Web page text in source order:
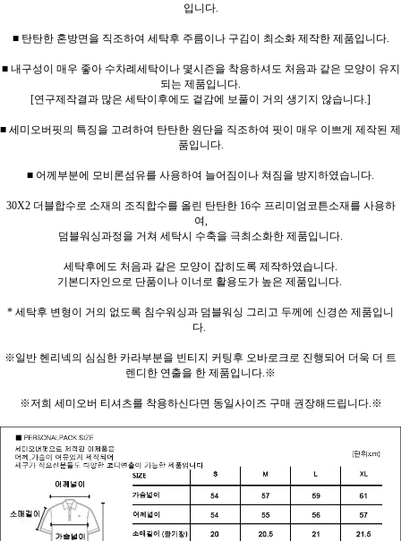
입니다.
■ 탄탄한 혼방면을 직조하여 세탁후 주름이나 구김이 최소화 제작한 제품입니다.
■ 내구성이 매우 좋아 수차례세탁이나 몇시즌을 착용하셔도 처음과 같은 모양이 유지
되는 제품입니다.
[연구제작결과 많은 세탁이후에도 겉감에 보풀이 거의 생기지 않습니다.]
■ 세미오버핏의 특징을 고려하여 탄탄한 원단을 직조하여 핏이 매우 이쁘게 제작된 제
품입니다.
■ 어께부분에 모비론섬유를 사용하여 늘어짐이나 쳐짐을 방지하였습니다.
30X2 더블합수로 소재의 조직합수를 올린 탄탄한 16수 프리미엄코튼소재를 사용하
여,
덤블워싱과정을 거쳐 세탁시 수축을 극최소화한 제품입니다.
세탁후에도 처음과 같은 모양이 잡히도록 제작하였습니다.
기본디자인으로 단품이나 이너로 활용도가 높은 제품입니다.
* 세탁후 변형이 거의 없도록 침수워싱과 덤블워싱 그리고 두께에 신경쓴 제품입니
다.
※일반 헨리넥의 심심한 카라부분을 빈티지 커팅후 오바로크로 진행되어 더욱 더 트
렌디한 연출을 한 제품입니다.※
※저희 세미오버 티셔츠를 착용하신다면 동일사이즈 구매 권장해드립니다.※